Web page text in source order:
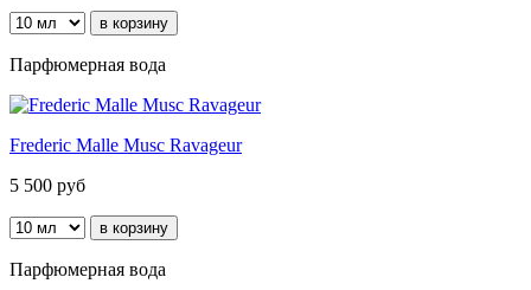
Парфюмерная вода
Frederic Malle Musc Ravageur
5 500 руб
Парфюмерная вода